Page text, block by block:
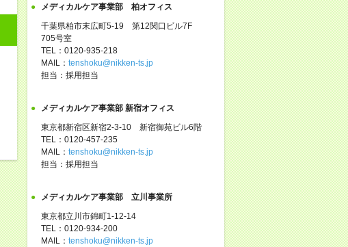
メディカルケア事業部 柏オフィス
千葉県柏市末広町5-19 第12関口ビル7F
705号室
TEL：0120-935-218
MAIL： tenshoku@nikken-ts.jp
担当：採用担当
メディカルケア事業部 新宿オフィス
東京都新宿区新宿2-3-10 新宿御苑ビル6階
TEL：0120-457-235
MAIL： tenshoku@nikken-ts.jp
担当：採用担当
メディカルケア事業部 立川事業所
東京都立川市錦町1-12-14
TEL：0120-934-200
MAIL： tenshoku@nikken-ts.jp